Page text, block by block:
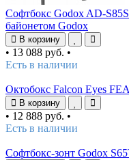
Софтбокс Godox AD-
байонетом Godox
В корзину
• 13 088 руб. •
Есть в наличии
Октобокс Falcon Eyes
В корзину
• 12 888 руб. •
Есть в наличии
Софтбокс-зонт Godox